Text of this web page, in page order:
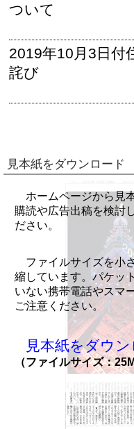
ついて
2019年10月3日付
詫び
見本紙をダウンロード
ホームページから見
購読や広告出稿を検討
ださい。
ファイルサイズを小
縮しています。パケッ
いない携帯電話やスマ
ご注意ください。
見本紙をダウ
（ファイルサイズ：